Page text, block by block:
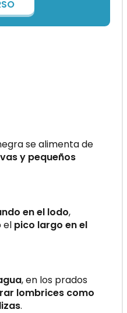
se alimenta de
y pequeños
en el lodo,
el pico largo en el
, en los prados
lombrices como
.